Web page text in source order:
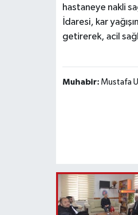
hastaneye nakli
İdaresi, kar
getirerek, acil
Muhabir: Mustafa